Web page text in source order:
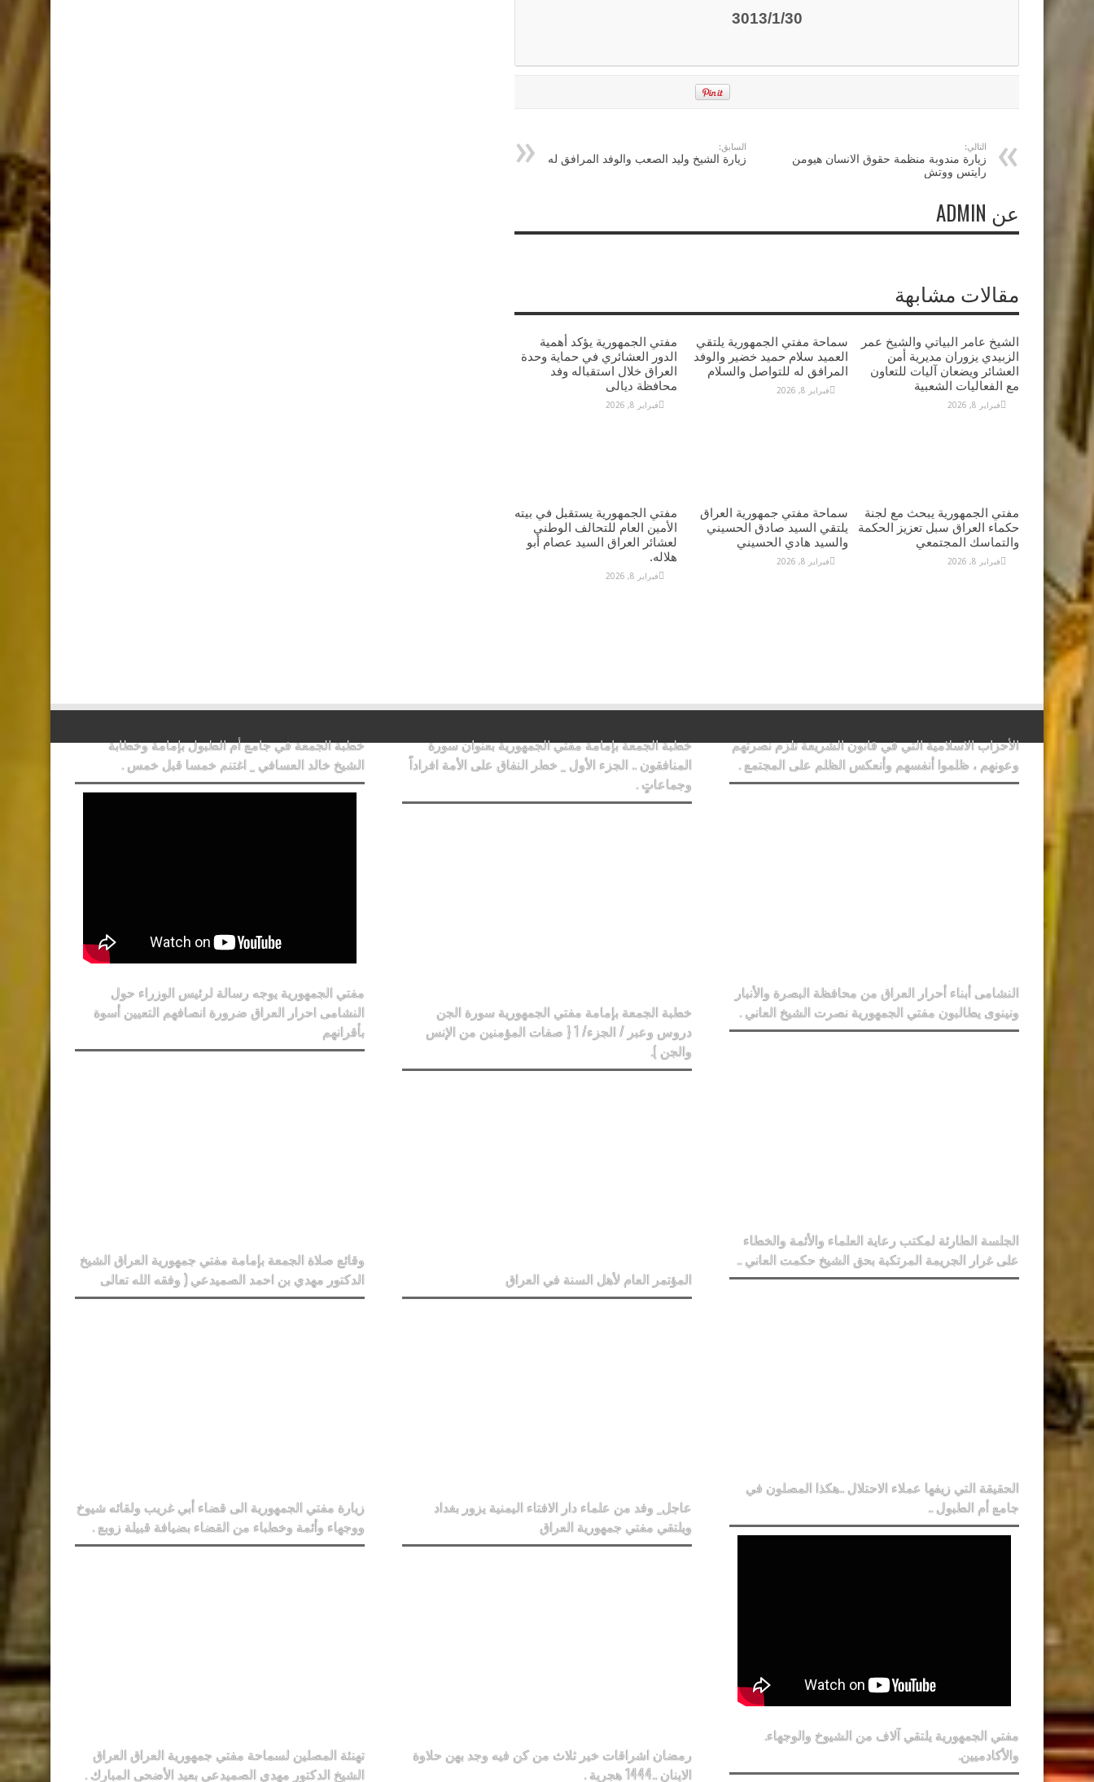
3013/1/30
السابق:
زيارة الشيخ وليد الصعب والوفد المرافق له
التالي:
زيارة مندوبة منظمة حقوق الانسان هيومن
رايتس ووتش
عن ADMIN
مقالات مشابهة
مفتي الجمهورية يؤكد أهمية
الدور العشائري في حماية وحدة
العراق خلال استقباله وفد
محافظة ديالى
فبراير 8, 2026
سماحة مفتي الجمهورية يلتقي
العميد سلام حميد خضير والوفد
المرافق له للتواصل والسلام
فبراير 8, 2026
الشيخ عامر البياتي والشيخ عمر
الزبيدي يزوران مديرية أمن
العشائر ويضعان آليات للتعاون
مع الفعاليات الشعبية
فبراير 8, 2026
مفتي الجمهورية يستقبل في بيته
الأمين العام للتحالف الوطني
لعشائر العراق السيد عصام أبو
هلاله.
فبراير 8, 2026
سماحة مفتي جمهورية العراق
يلتقي السيد صادق الحسيني
والسيد هادي الحسيني
فبراير 8, 2026
مفتي الجمهورية يبحث مع لجنة
حكماء العراق سبل تعزيز الحكمة
والتماسك المجتمعي
فبراير 8, 2026
خطبة الجمعة في جامع أم الطبول بإمامة وخطابة
الشيخ خالد العسافي _ اغتنم خمسا قبل خمس .
مفتي الجمهورية يوجه رسالة لرئيس الوزراء حول
النشامى احرار العراق ضرورة انصافهم التعيين أسوة
بأقرانهم
وقائع صلاة الجمعة بإمامة مفتي جمهورية العراق الشيخ
الدكتور مهدي بن احمد الصميدعي ( وفقه الله تعالى
زيارة مفتي الجمهورية الى قضاء أبي غريب ولقائه شيوخ
ووجهاء وأئمة وخطباء من القضاء بضيافة قبيلة زوبع .
تهنئة المصلين لسماحة مفتي جمهورية العراق العراق
الشيخ الدكتور مهدي الصميدعي بعيد الأضحى المبارك .
خطبة الجمعة بإمامة مفتي الجمهورية بعنوان سورة
المنافقون .. الجزء الأول _ خطر النفاق على الأمة افراداً
وجماعاتٍ .
خطبة الجمعة بإمامة مفتي الجمهورية سورة الجن
دروس وعبر / الجزء/ 1 { صفات المؤمنين من الإنس
والجن ).
المؤتمر العام لأهل السنة في العراق
عاجل_ وفد من علماء دار الافتاء اليمنية يزور بغداد
ويلتقي مفتي جمهورية العراق
رمضان اشراقات خير ثلاث من كن فيه وجد بهن حلاوة
الاينان ..1444 هجرية .
الأحزاب الاسلامية التي في قانون الشريعة تلزم نصرتهم
وعونهم ، ظلموا أنفسهم وأنعكس الظلم على المجتمع .
النشامى أبناء أحرار العراق من محافظة البصرة والأنبار
ونينوى يطالبون مفتي الجمهورية نصرت الشيخ العاني .
الجلسة الطارئة لمكتب رعاية العلماء والأئمة والخطاء
على غرار الجريمة المرتكبة بحق الشيخ حكمت العاني ..
الحقيقة التي زيفها عملاء الاحتلال ..هكذا المصلون في
جامع أم الطبول ..
مفتي الجمهورية يلتقي آلاف من الشيوخ والوجهاء.
والأكادميين.